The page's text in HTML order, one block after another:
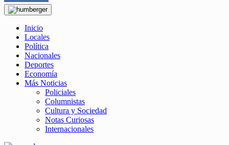
Inicio
Locales
Política
Nacionales
Deportes
Economía
Más Noticias
Policiales
Columnistas
Cultura y Sociedad
Notas Curiosas
Internacionales